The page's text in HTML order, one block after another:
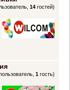
14 гостей)
1 гость)